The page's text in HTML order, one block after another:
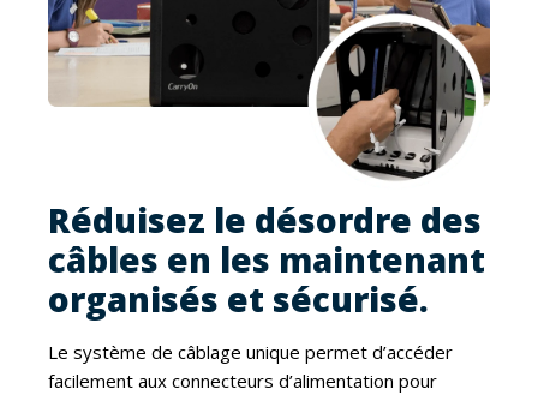
Réduisez le désordre des
câbles en les maintenant
organisés et sécurisé.
Le système de câblage unique permet d’accéder
facilement aux connecteurs d’alimentation pour